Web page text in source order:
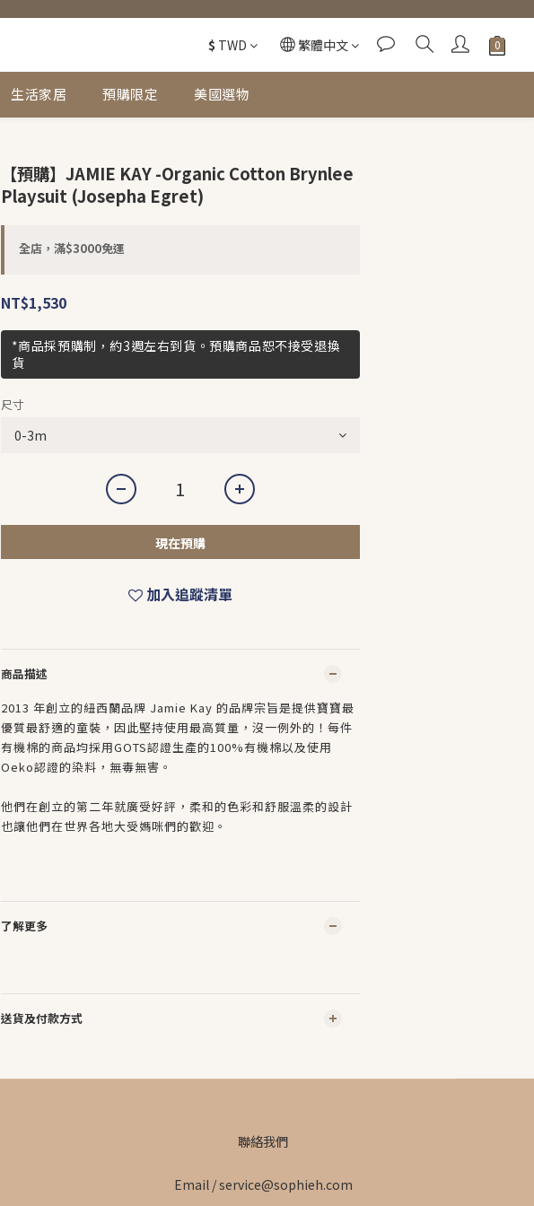
$ TWD 繁體中文
生活家居 預購限定 美國選物
【預購】JAMIE KAY -Organic Cotton Brynlee
Playsuit (Josepha Egret)
全店，滿$3000免運
NT$1,530
*商品採預購制，約3週左右到貨。預購商品恕不接受退換
貨
尺寸
現在預購
加入追蹤清單
商品描述
2013 年創立的紐西蘭品牌 Jamie Kay 的品牌宗旨是提供寶寶最
優質最舒適的童裝，因此堅持使用最高質量，沒一例外的！每件
有機棉的商品均採用GOTS認證生產的100%有機棉以及使用
Oeko認證的染料，無毒無害。
他們在創立的第二年就廣受好評，柔和的色彩和舒服溫柔的設計
也讓他們在世界各地大受媽咪們的歡迎。
了解更多
送貨及付款方式
聯絡我們
Email / service@sophieh.com